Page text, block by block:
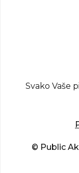
Svako Vaše
© Public